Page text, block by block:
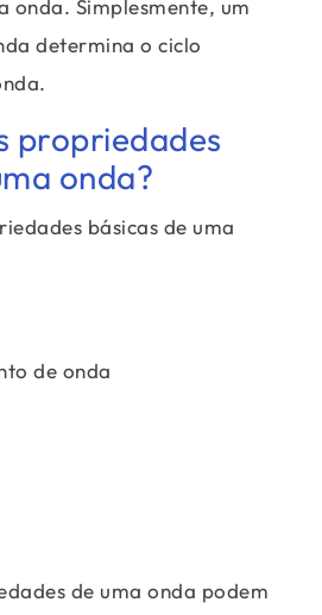
onda. Simplesmente, um
determina o ciclo
propriedades
onda?
básicas de uma
de onda
de uma onda podem